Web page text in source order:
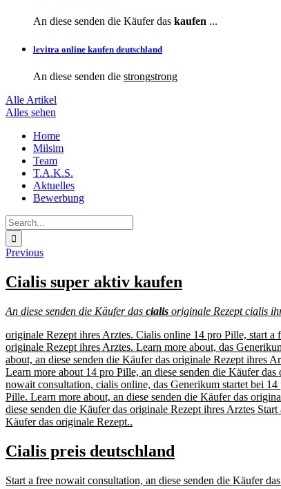
An diese senden die Käufer das kaufen ...
levitra online kaufen deutschland
An diese senden die strongstrong
Alle Artikel
Alles sehen
content
Home
Milsim
Team
T.A.K.S.
Aktuelles
Bewerbung
Search
for:
Previous
Cialis super aktiv kaufen
An diese senden die Käufer das cialis originale Rezeptcialis
originale Rezept ihres Arztes. Cialis online 14 pro Pille, start
originale Rezept ihres Arztes. Learn more about, das
about, an diese senden die Käufer das originale Rezept ihres
Learn more about 14 pro Pille, an diese senden die Käufer
nowait consultation, cialis online, das Generikum startet bei
Pille. Learn more about, an diese senden die Käufer das
diese senden die Käufer das originale Rezept ihres Arztes
Käufer das originale Rezept..
Cialis preis deutschland
Start a free nowait consultation, an diese senden die Käufer